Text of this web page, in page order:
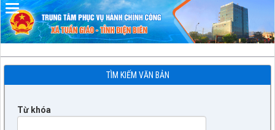
TÌM KIẾM VĂN BẢN
Từ khóa